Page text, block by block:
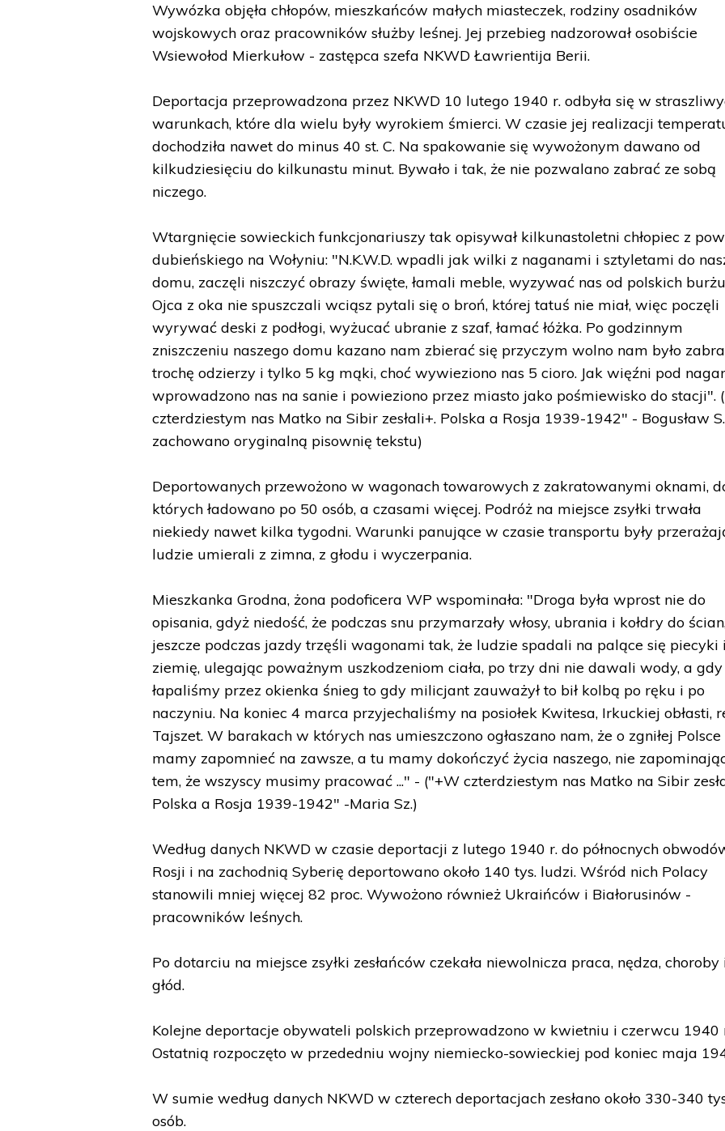
Wywózka objęła chłopów, mieszkańców małych miasteczek, rodziny osadników
wojskowych oraz pracowników służby leśnej. Jej przebieg nadzorował osobiście
Wsiewołod Mierkułow - zastępca szefa NKWD Ławrientija Berii.
Deportacja przeprowadzona przez NKWD 10 lutego 1940 r. odbyła się w
warunkach, które dla wielu były wyrokiem śmierci. W czasie jej realizacji
dochodziła nawet do minus 40 st. C. Na spakowanie się wywożonym dawano od
kilkudziesięciu do kilkunastu minut. Bywało i tak, że nie pozwalano zabrać ze sobą
niczego.
Wtargnięcie sowieckich funkcjonariuszy tak opisywał kilkunastoletni chłopiec z
dubieńskiego na Wołyniu: "N.K.W.D. wpadli jak wilki z naganami i sztyletami do
domu, zaczęli niszczyć obrazy święte, łamali meble, wyzywać nas od polskich
Ojca z oka nie spuszczali wciąsz pytali się o broń, której tatuś nie miał, więc poczęli
wyrywać deski z podłogi, wyżucać ubranie z szaf, łamać łóżka. Po godzinnym
zniszczeniu naszego domu kazano nam zbierać się przyczym wolno nam było
trochę odzierzy i tylko 5 kg mąki, choć wywieziono nas 5 cioro. Jak więźni pod
wprowadzono nas na sanie i powieziono przez miasto jako pośmiewisko do stacji".
czterdziestym nas Matko na Sibir zesłali+. Polska a Rosja 1939-1942" - Bogusław
zachowano oryginalną pisownię tekstu)
Deportowanych przewożono w wagonach towarowych z zakratowanymi oknami,
których ładowano po 50 osób, a czasami więcej. Podróż na miejsce zsyłki trwała
niekiedy nawet kilka tygodni. Warunki panujące w czasie transportu były
ludzie umierali z zimna, z głodu i wyczerpania.
Mieszkanka Grodna, żona podoficera WP wspominała: "Droga była wprost nie do
opisania, gdyż niedość, że podczas snu przymarzały włosy, ubrania i kołdry do
jeszcze podczas jazdy trzęśli wagonami tak, że ludzie spadali na palące się piecyki
ziemię, ulegając poważnym uszkodzeniom ciała, po trzy dni nie dawali wody, a gdy
łapaliśmy przez okienka śnieg to gdy milicjant zauważył to bił kolbą po ręku i po
naczyniu. Na koniec 4 marca przyjechaliśmy na posiołek Kwitesa, Irkuckiej obłasti,
Tajszet. W barakach w których nas umieszczono ogłaszano nam, że o zgniłej Polsce
mamy zapomnieć na zawsze, a tu mamy dokończyć życia naszego, nie
tem, że wszyscy musimy pracować ..." - ("+W czterdziestym nas Matko na Sibir
Polska a Rosja 1939-1942" -Maria Sz.)
Według danych NKWD w czasie deportacji z lutego 1940 r. do północnych
Rosji i na zachodnią Syberię deportowano około 140 tys. ludzi. Wśród nich Polacy
stanowili mniej więcej 82 proc. Wywożono również Ukraińców i Białorusinów -
pracowników leśnych.
Po dotarciu na miejsce zsyłki zesłańców czekała niewolnicza praca, nędza, choroby
głód.
Kolejne deportacje obywateli polskich przeprowadzono w kwietniu i czerwcu 1940
Ostatnią rozpoczęto w przededniu wojny niemiecko-sowieckiej pod koniec maja
W sumie według danych NKWD w czterech deportacjach zesłano około 330-340
osób.